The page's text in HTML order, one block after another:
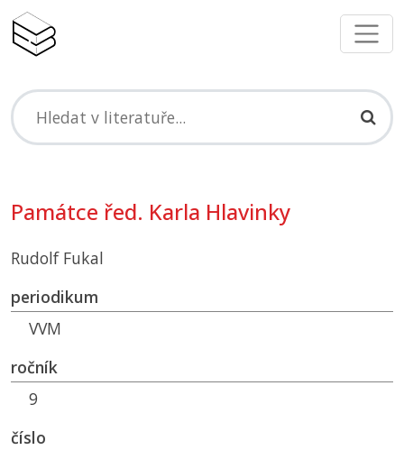
Památce řed. Karla Hlavinky
Rudolf Fukal
periodikum
VVM
ročník
9
číslo